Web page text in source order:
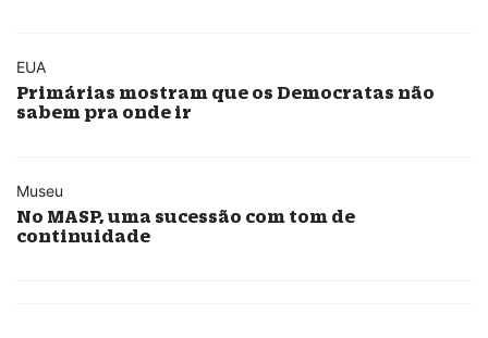
EUA
Primárias mostram que os Democratas não
sabem pra onde ir
Museu
No MASP, uma sucessão com tom de
continuidade